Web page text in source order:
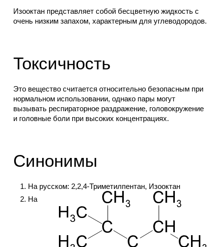
Изооктан представляет собой бесцветную жидкость с
очень низким запахом, характерным для углеводородов.
Токсичность
Это вещество считается относительно безопасным при
нормальном использовании, однако пары могут
вызывать респираторное раздражение, головокружение
и головные боли при высоких концентрациях.
Синонимы
На русском: 2,2,4-Триметилпентан, Изооктан
На